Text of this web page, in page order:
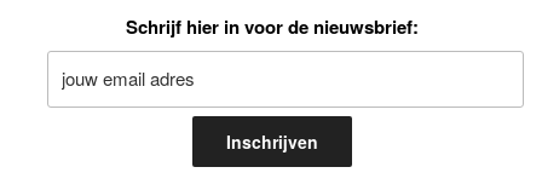
Schrijf hier in voor de nieuwsbrief: